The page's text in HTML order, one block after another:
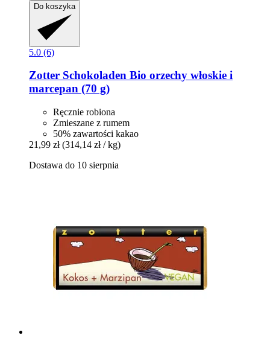
Do koszyka
5.0 (6)
Zotter Schokoladen Bio orzechy włoskie i
marcepan (70 g)
Ręcznie robiona
Zmieszane z rumem
50% zawartości kakao
21,99 zł (314,14 zł / kg)
Dostawa do 10 sierpnia